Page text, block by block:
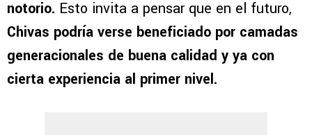
notorio. Esto invita a pensar que en el futuro,
Chivas podría verse beneficiado por camadas
generacionales de buena calidad y ya con
cierta experiencia al primer nivel.